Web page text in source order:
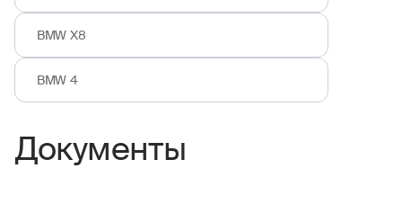
BMW X8
BMW 4
Документы